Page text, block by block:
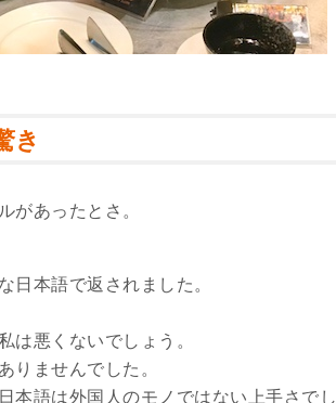
き
があったとさ。
日本語で返されました。
は悪くないでしょう。
りませんでした。
本語は外国人のモノではない上手さでし